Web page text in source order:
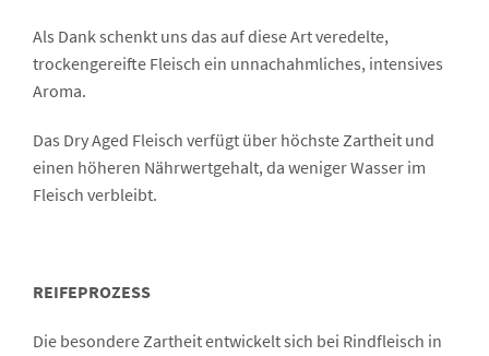
Als Dank schenkt uns das auf diese Art veredelte,
trockengereifte Fleisch ein unnachahmliches, intensives
Aroma.
Das Dry Aged Fleisch verfügt über höchste Zartheit und
einen höheren Nährwertgehalt, da weniger Wasser im
Fleisch verbleibt.
REIFEPROZESS
Die besondere Zartheit entwickelt sich bei Rindfleisch in